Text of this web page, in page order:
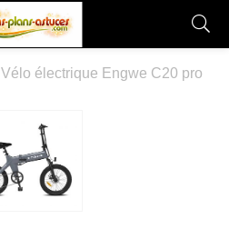
Vélo électrique Engwe C20 pro